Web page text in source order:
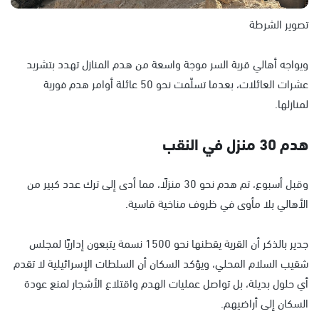
تصوير الشرطة
ويواجه أهالي قرية السر موجة واسعة من هدم المنازل تهدد بتشريد
عشرات العائلات، بعدما تسلّمت نحو 50 عائلة أوامر هدم فورية
لمنازلها.
هدم 30 منزل في النقب
وقبل أسبوع، تم هدم نحو 30 منزلًا، مما أدى إلى ترك عدد كبير من
الأهالي بلا مأوى في ظروف مناخية قاسية.
جدير بالذكر أن القرية يقطنها نحو 1500 نسمة يتبعون إداريًا لمجلس
شقيب السلام المحلي، ويؤكد السكان أن السلطات الإسرائيلية لا تقدم
أي حلول بديلة، بل تواصل عمليات الهدم واقتلاع الأشجار لمنع عودة
السكان إلى أراضيهم.